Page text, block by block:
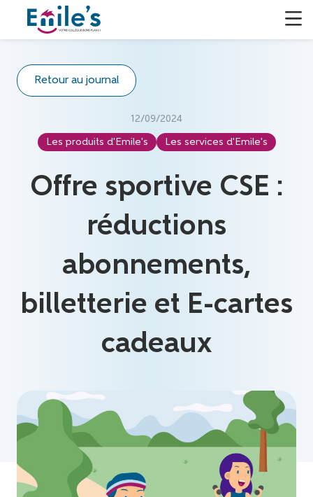
Retour au journal
12/09/2024
Les produits d'Emile's Les services d'Emile's
Offre sportive CSE :
réductions
abonnements,
billetterie et E-cartes
cadeaux